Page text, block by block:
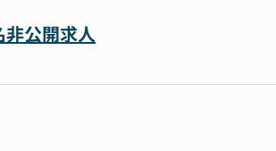
させていただきます。
え、貢献の幅・量共に大きい事業に関わりた
さを持って仕事がしたい など
公開求人